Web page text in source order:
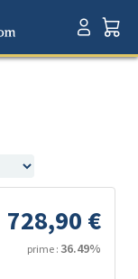
728,90 €
prime : 36.49%